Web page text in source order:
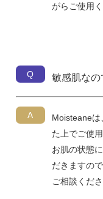
がらご使用く
Q 敏感肌なの
A
Moisteaneは
た上でご使
お肌の状態
だきますの
ご相談くださ